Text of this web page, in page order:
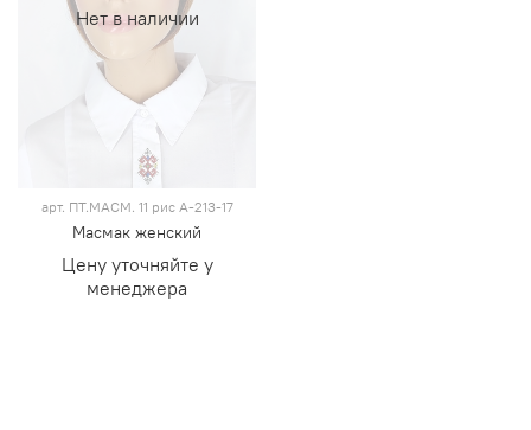
Нет в наличии
арт. ПТ.МАСМ. 11 рис А-213-17
Масмак женский
Цену уточняйте у
менеджера